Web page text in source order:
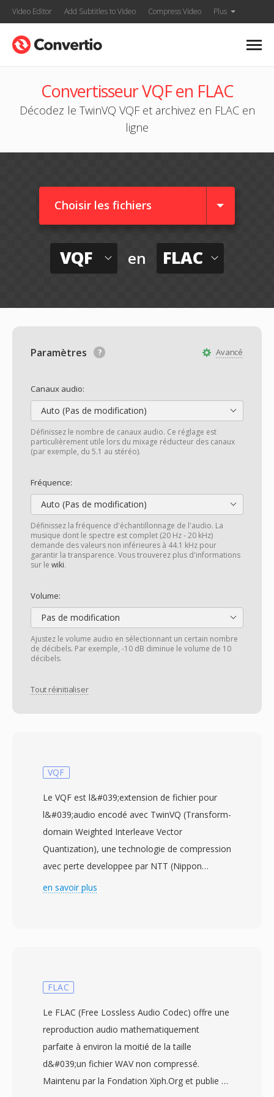
Video Editor Add Subtitles to Video Compress Video Plus
Convertisseur VQF en FLAC
Décodez le TwinVQ VQF et archivez en FLAC en
ligne
Choisir les fichiers
VQF en FLAC
Avancé
Paramètres
Canaux audio:
Auto (Pas de modification)
Définissez le nombre de canaux audio. Ce réglage est
particulièrement utile lors du mixage réducteur des canaux
(par exemple, du 5.1 au stéréo).
Fréquence:
Auto (Pas de modification)
Définissez la fréquence d'échantillonnage de l'audio. La
musique dont le spectre est complet (20 Hz - 20 kHz)
demande des valeurs non inférieures à 44.1 kHz pour
garantir la transparence. Vous trouverez plus d'informations
sur le wiki.
Volume:
Pas de modification
Ajustez le volume audio en sélectionnant un certain nombre
de décibels. Par exemple, -10 dB diminue le volume de 10
décibels.
Tout réinitialiser
VQF
Le VQF est l&#039;extension de fichier pour
l&#039;audio encodé avec TwinVQ (Transform-
domain Weighted Interleave Vector
Quantization), une technologie de compression
avec perte developpee par NTT (Nippon
Telegraph and Téléphone) en 1994 et
égaler un MP3 à 128 kbit/s — suscitant un
dès formats de la fin dès années 1990. TwinVQ
prend en chargé l&#039;encodage à débit
constant de 80, 96, 112, 128, 160 et 192 kbit/s,
et l&#039;algorithme sous-jacent a été intègre
au standard MPEG-4 Audio (ISO/IEC 14496-3)
en savoir plus
FLAC
Le FLAC (Free Lossless Audio Codec) offre une
reproduction audio mathematiquement
parfaite à environ la moitié de la taille
d&#039;un fichier WAV non compressé.
Maintenu par la Fondation Xiph.Org et publie en